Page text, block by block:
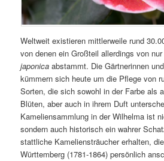
Weltweit existieren mittlerweile rund
von denen ein Großteil allerdings von
japonica abstammt. Die Gärtnerinnen
kümmern sich heute um die Pflege von
Sorten, die sich sowohl in der Farbe als
Blüten, aber auch in ihrem Duft
Kameliensammlung in der Wilhelma ist
sondern auch historisch ein wahrer
stattliche Kameliensträucher erhalten,
Württemberg (1781-1864) persönlich